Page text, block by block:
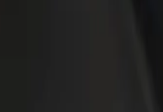
butikk